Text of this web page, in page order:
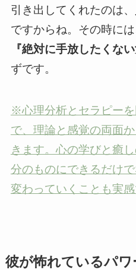
引き出してくれたのは
ですからね。その時に
『絶対に手放したくない
ずです。
※心理分析とセラピー
で、理論と感覚の両面
きます。心の学びと癒
分のものにできるだけ
変わっていくことも実感
彼が怖れているパワ